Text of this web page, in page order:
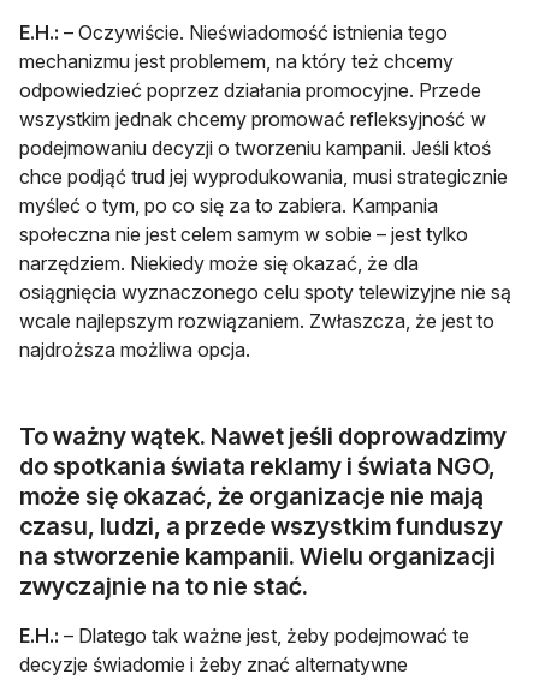
E.H.: – Oczywiście. Nieświadomość istnienia tego
mechanizmu jest problemem, na który też chcemy
odpowiedzieć poprzez działania promocyjne. Przede
wszystkim jednak chcemy promować refleksyjność w
podejmowaniu decyzji o tworzeniu kampanii. Jeśli ktoś
chce podjąć trud jej wyprodukowania, musi strategicznie
myśleć o tym, po co się za to zabiera. Kampania
społeczna nie jest celem samym w sobie – jest tylko
narzędziem. Niekiedy może się okazać, że dla
osiągnięcia wyznaczonego celu spoty telewizyjne nie są
wcale najlepszym rozwiązaniem. Zwłaszcza, że jest to
najdroższa możliwa opcja.
To ważny wątek. Nawet jeśli doprowadzimy
do spotkania świata reklamy i świata NGO,
może się okazać, że organizacje nie mają
czasu, ludzi, a przede wszystkim funduszy
na stworzenie kampanii. Wielu organizacji
zwyczajnie na to nie stać.
E.H.: – Dlatego tak ważne jest, żeby podejmować te
decyzje świadomie i żeby znać alternatywne